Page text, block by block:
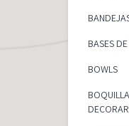
BASES
BOWLS
DECORAR